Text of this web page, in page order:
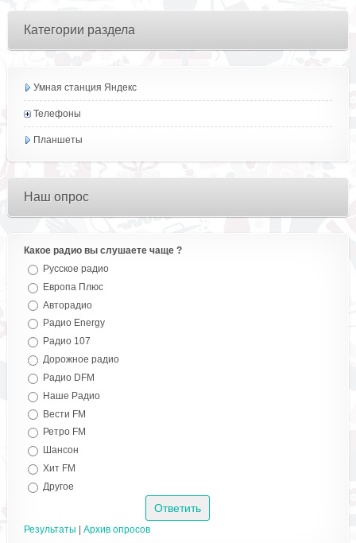
Категории раздела
Умная станция Яндекс
Телефоны
Планшеты
Наш опрос
Какое радио вы слушаете чаще ?
Русское радио
Европа Плюс
Авторадио
Радио Energy
Радио 107
Дорожное радио
Радио DFM
Наше Радио
Вести FM
Ретро FM
Шансон
Хит FM
Другое
Результаты | Архив опросов